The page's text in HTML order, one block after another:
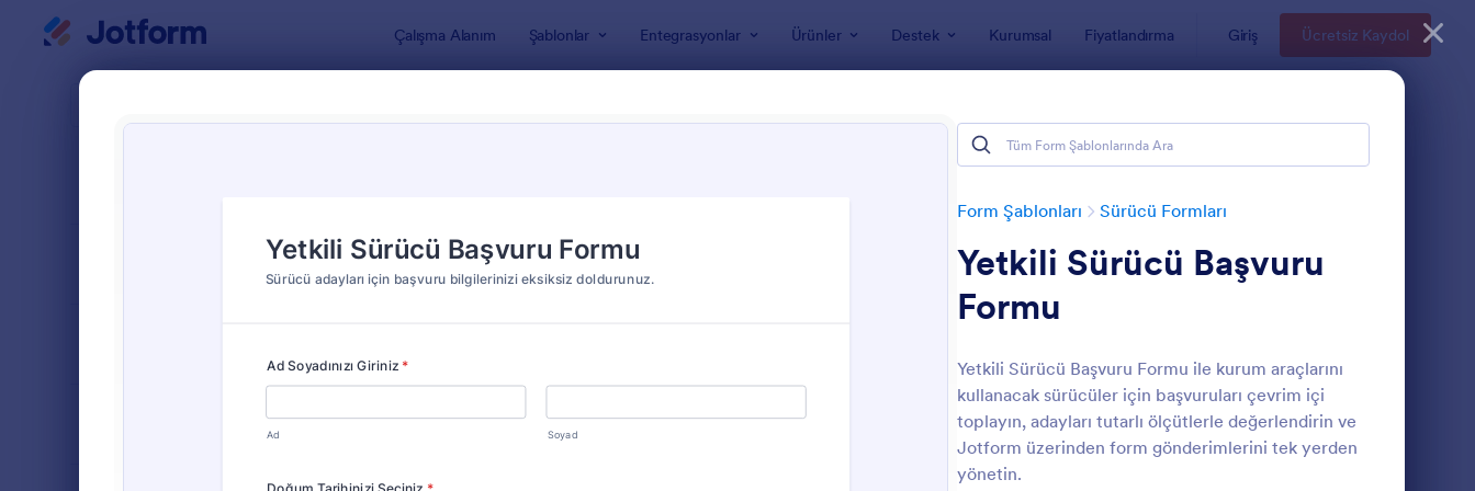
Çalışma Alanım Şablonlar Entegrasyonlar Ürünler Destek Kurumsal Fiyatlandırma Giriş Ücretsiz Kaydol
Form Şablonları Sürücü Formları
Yetkili Sürücü Başvuru
Formu
Yetkili Sürücü Başvuru Formu ile kurum araçlarını
kullanacak sürücüler için başvuruları çevrim içi
toplayın, adayları tutarlı ölçütlerle değerlendirin ve
Jotform üzerinden form gönderimlerini tek yerden
yönetin.
: Ambulans Sürücü Kontrol Listesi Formu
Önizleme : İddia Sürücü
Klasik